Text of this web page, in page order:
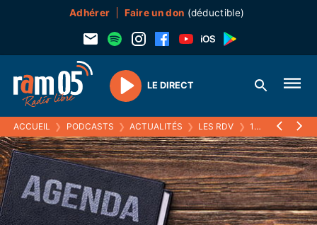
Adhérer Faire un don (déductible)
Play
LE DIRECT
ACCUEIL ❯ PODCASTS ❯ ACTUALITÉS ❯ LES RDV ❯ 16 JANVIER 2025